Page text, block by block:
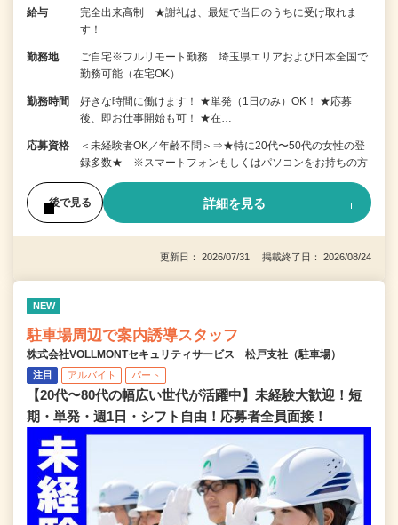
給与
完全出来高制 ★謝礼は、最短で当日のうちに受け取れま
す！
勤務地
ご自宅※フルリモート勤務 埼玉県エリアおよび日本全国で
勤務可能（在宅OK）
勤務時間
好きな時間に働けます！ ★単発（1日のみ）OK！ ★応募
後、即お仕事開始も可！ ★在…
応募資格
＜未経験者OK／年齢不問＞⇒★特に20代〜50代の女性の登
録多数★ ※スマートフォンもしくはパソコンをお持ちの方
後で見る 詳細を見る
更新日： 2026/07/31 掲載終了日： 2026/08/24
NEW
駐車場周辺で案内誘導スタッフ
株式会社VOLLMONTセキュリティサービス 松戸支社（駐車場）
注目 アルバイト パート
【20代〜80代の幅広い世代が活躍中】未経験大歓迎！短
期・単発・週1日・シフト自由！応募者全員面接！